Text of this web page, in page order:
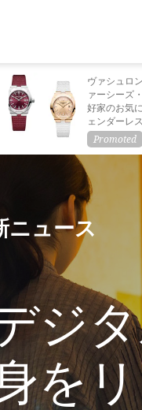
ヴァシュロ
ァーシーズ
好家のお気
ェンダーレ
ニュース
ジ
を